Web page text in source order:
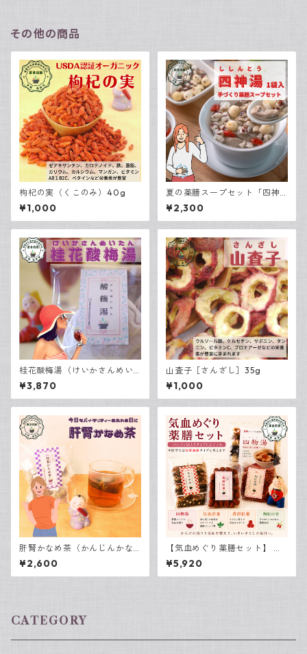
その他の商品
枸杞の実（くこのみ）40g
¥1,000
夏の薬膳スープセット「四神
湯（ししんとう）」1袋入り
¥2,300
桂花酸梅湯（けいかさんめい
たん） 3袋入
¥3,870
山査子［さんざし］35g
¥1,000
肝腎かなめ茶（かんじんかな
めちゃ） 7包入
¥2,600
【気血めぐり薬膳セット】 気
滞血瘀体質の肥満解消にオス
スメの薬膳セット
¥5,920
CATEGORY